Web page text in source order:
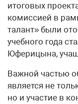
итоговых
комиссией в
талант» были
учебного года
Юферицына,
Важной частью
является не
но и участие в